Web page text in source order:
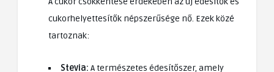
cukorhelyettesítők népszerűsége nő. Ezek közé
tartoznak:
Stevia: A természetes édesítőszer, amely